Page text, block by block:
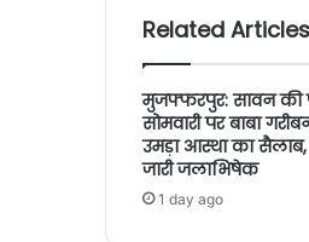
Related Articles
मुजफ्फरपुर: सावन की
सोमवारी पर बाबा
उमड़ा आस्था का सैलाब,
जारी जलाभिषेक
1 day ago